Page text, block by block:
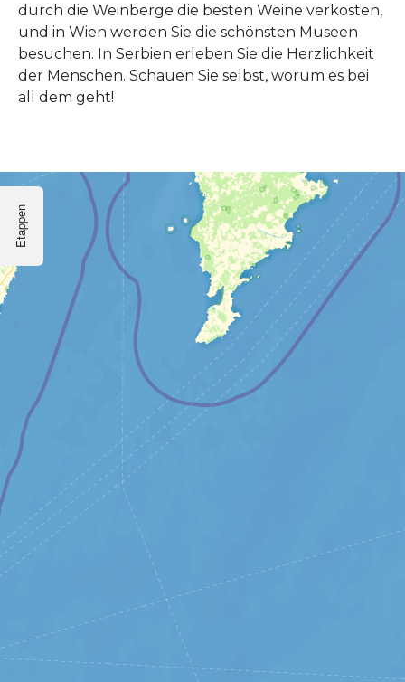
durch die Weinberge die besten Weine verkosten,
und in Wien werden Sie die schönsten Museen
besuchen. In Serbien erleben Sie die Herzlichkeit
der Menschen. Schauen Sie selbst, worum es bei
all dem geht!
Etappen